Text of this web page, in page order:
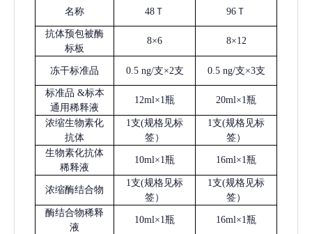
名称 48Ｔ 96Ｔ
抗体预包被酶
标板
8×6 8×12
冻干标准品 0.5 ng/支×2支 0.5 ng/支×3支
标准品 &标本
通用稀释液
12ml×1瓶 20ml×1瓶
浓缩生物素化
抗体
1支(规格见标
签）
1支(规格见标
签）
生物素化抗体
稀释液
10ml×1瓶 16ml×1瓶
浓缩酶结合物
1支(规格见标
签）
1支(规格见标
签）
酶结合物稀释
液
10ml×1瓶 16ml×1瓶